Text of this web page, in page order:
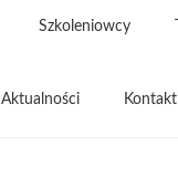
Szkoleniowcy
Aktualności Kontakt